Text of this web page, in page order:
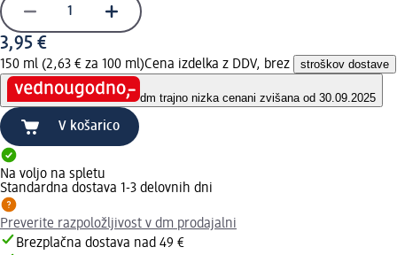
3,95 €
150 ml (2,63 € za 100 ml)Cena izdelka z DDV, brez stroškov dostave
dm trajno nizka cenani zvišana od 30.09.2025
V košarico
Na voljo na spletu
Standardna dostava 1-3 delovnih dni
Preverite razpoložljivost v dm prodajalni
Brezplačna dostava nad 49 €